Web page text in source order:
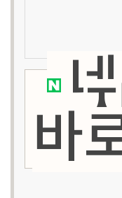
바